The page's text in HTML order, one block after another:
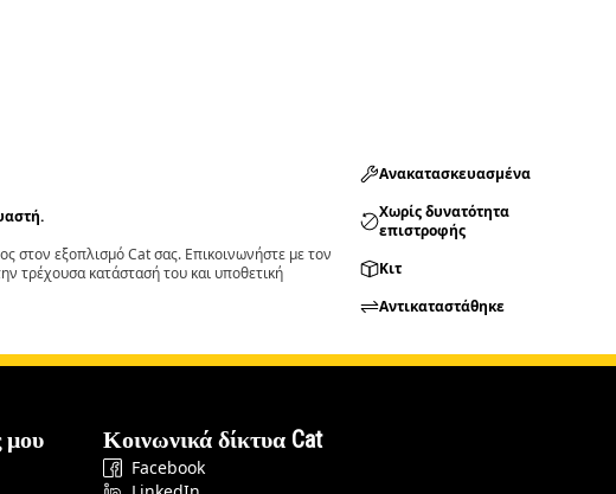
στον εξοπλισμό Cat σας. Επικοινωνήστε με τον
τρέχουσα κατάστασή του και υποθετική
Ανακατασκευασμένα
Χωρίς δυνατότητα
επιστροφής
Κιτ
Αντικαταστάθηκε
μου Κοινωνικά δίκτυα Cat
Facebook